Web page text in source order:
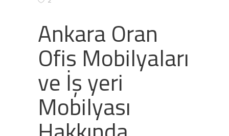
Ankara Oran
Ofis Mobilyaları
ve İş yeri
Mobilyası